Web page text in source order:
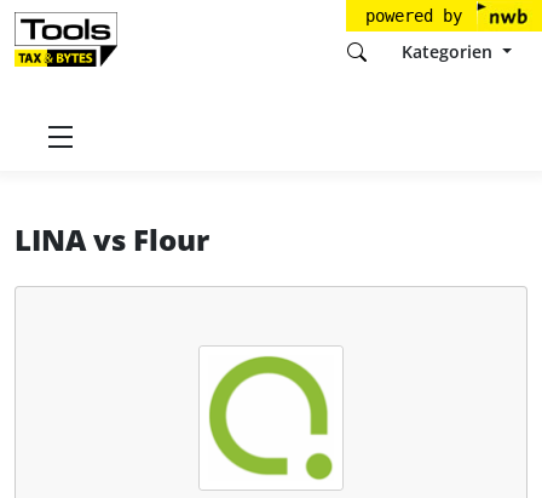
powered by
Kategorien
Startseite
LINAvs Flour